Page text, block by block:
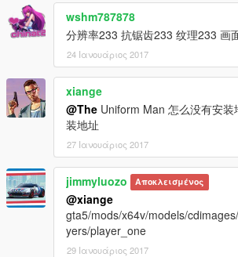
wshm787878
分辨率233 抗锯齿233 纹理233 画
24 Ιανουάριος 2017
xiange
@The Uniform Man 怎么没有安
装地址
27 Ιανουάριος 2017
jimmyluozo Αποκλεισμένος
@xiange
gta5/mods/x64v/models/
yers/player_one
29 Ιανουάριος 2017